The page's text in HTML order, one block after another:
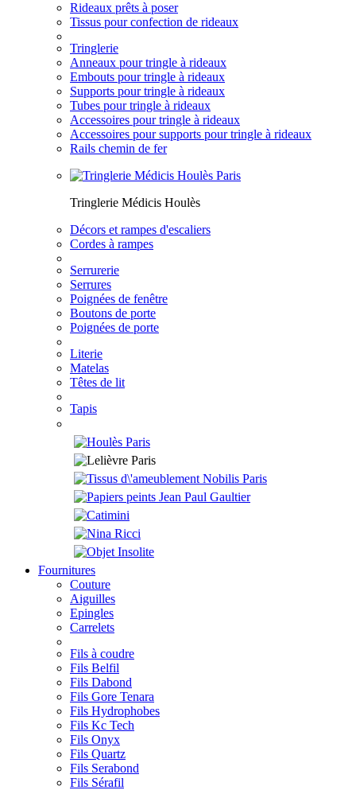
Rideaux prêts à poser
Tissus pour confection de rideaux
Tringlerie
Anneaux pour tringle à rideaux
Embouts pour tringle à rideaux
Supports pour tringle à rideaux
Tubes pour tringle à rideaux
Accessoires pour tringle à rideaux
Accessoires pour supports pour tringle à rideaux
Rails chemin de fer
Tringlerie Médicis Houlès
Décors et rampes d'escaliers
Cordes à rampes
Serrurerie
Serrures
Poignées de fenêtre
Boutons de porte
Poignées de porte
Literie
Matelas
Têtes de lit
Tapis
Fournitures
Couture
Aiguilles
Epingles
Carrelets
Fils à coudre
Fils Belfil
Fils Dabond
Fils Gore Tenara
Fils Hydrophobes
Fils Kc Tech
Fils Onyx
Fils Quartz
Fils Serabond
Fils Sérafil